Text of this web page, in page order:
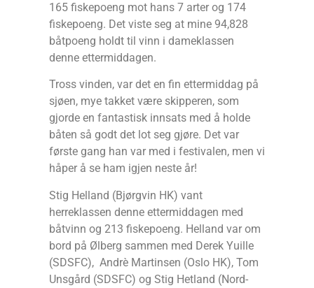
165 fiskepoeng mot hans 7 arter og 174
fiskepoeng. Det viste seg at mine 94,828
båtpoeng holdt til vinn i dameklassen
denne ettermiddagen.
Tross vinden, var det en fin ettermiddag på
sjøen, mye takket være skipperen, som
gjorde en fantastisk innsats med å holde
båten så godt det lot seg gjøre. Det var
første gang han var med i festivalen, men vi
håper å se ham igjen neste år!
Stig Helland (Bjørgvin HK) vant
herreklassen denne ettermiddagen med
båtvinn og 213 fiskepoeng. Helland var om
bord på Ølberg sammen med Derek Yuille
(SDSFC), Andrè Martinsen (Oslo HK), Tom
Unsgård (SDSFC) og Stig Hetland (Nord-